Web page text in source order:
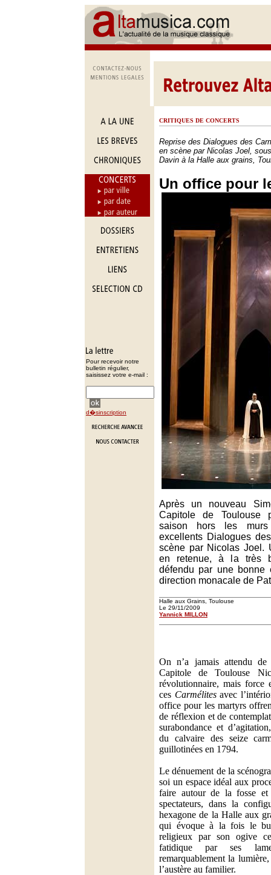
Pour recevoir notre
bulletin régulier,
saisissez votre e-mail :
d�sinscription
CRITIQUES DE CONCERTS
Reprise des Dialogues des
en scène par Nicolas Joel,
Davin à la Halle aux grains,
Un office pour
Après un nouveau
Capitole de Toulouse
saison hors les
excellents Dialogues
scène par Nicolas Joel.
en retenue, à la très
défendu par une bonne
direction monacale de
Halle aux Grains, Toulouse
Le 29/11/2009
Yannick MILLON
On n’a jamais attendu de
Capitole de Toulouse
révolutionnaire, mais force
ces Carmélitesavec
office pour les martyrs
de réflexion et de
surabondance et
du calvaire des seize
guillotinées en 1794.
Le dénuement de la
soi un espace idéal aux
faire autour de la fosse
spectateurs, dans la
hexagone de la Halle aux
qui évoque à la fois le
religieux par son ogive
fatidique par ses
remarquablement la
l’austère au familier.